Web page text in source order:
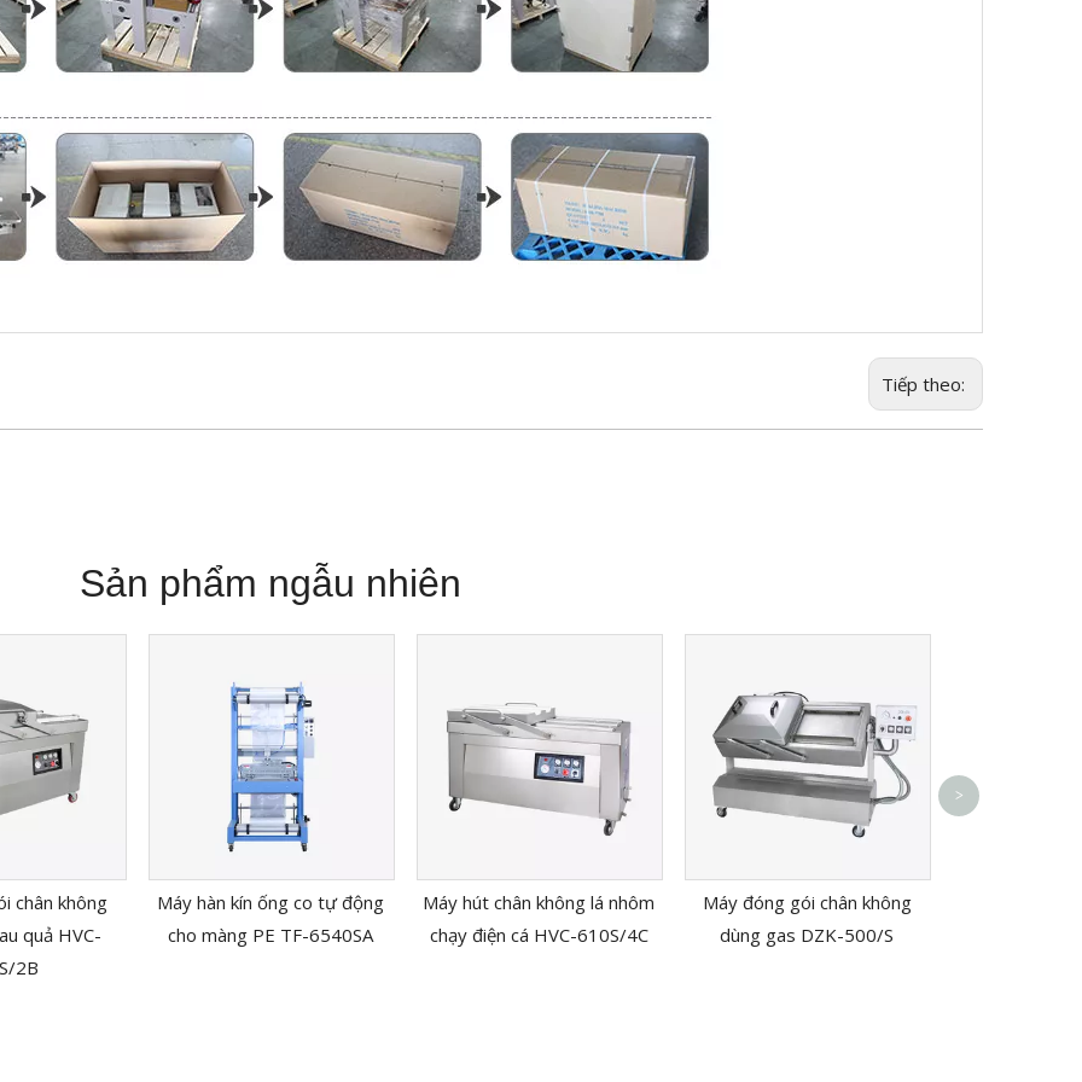
Tiếp theo:
Sản phẩm ngẫu nhiên
chân không
quả HVC-
2B
Máy hàn kín ống co tự động
cho màng PE TF-6540SA
Máy hút chân không lá nhôm
chạy điện cá HVC-610S/4C
Máy đóng gói chân không
dùng gas DZK-500/S
Máy đóng gói
>